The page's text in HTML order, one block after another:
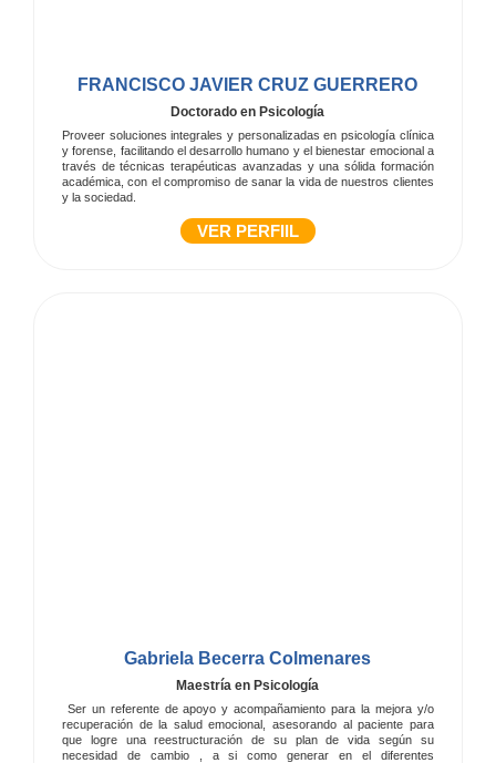
FRANCISCO JAVIER CRUZ GUERRERO
Doctorado en Psicología
Proveer soluciones integrales y personalizadas en psicología clínica
y forense, facilitando el desarrollo humano y el bienestar emocional a
través de técnicas terapéuticas avanzadas y una sólida formación
académica, con el compromiso de sanar la vida de nuestros clientes
y la sociedad.
VER PERFIIL
Gabriela Becerra Colmenares
Maestría en Psicología
Ser un referente de apoyo y acompañamiento para la mejora y/o
recuperación de la salud emocional, asesorando al paciente para
que logre una reestructuración de su plan de vida según su
necesidad de cambio , a si como generar en el diferentes